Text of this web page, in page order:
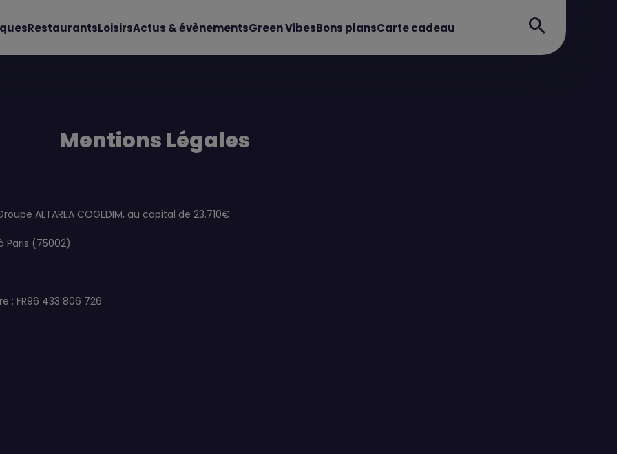
RestaurantsLoisirsActus & évènementsGreen VibesBons plansCarte cadeau
Mentions Légales
ALTAREA COGEDIM, au capital de 23.710€
Paris (75002)
: FR96 433 806 726